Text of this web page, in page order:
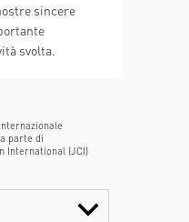
sincere
svolta.
parte di
International (JCI)